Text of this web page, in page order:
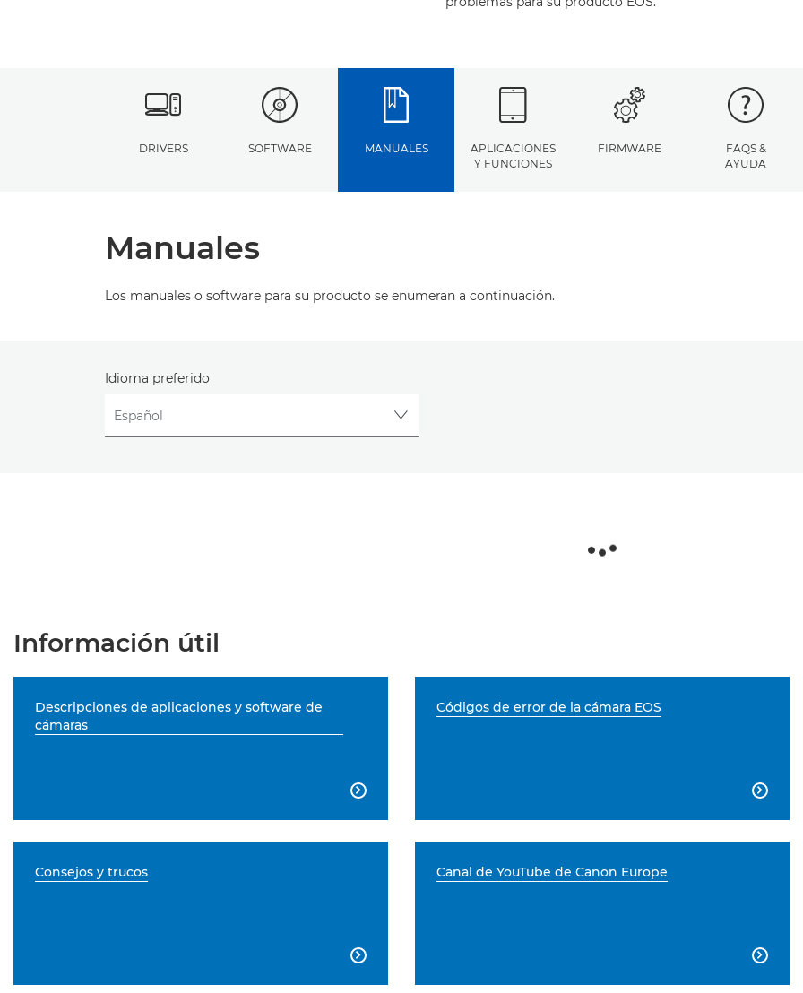
DRIVERS SOFTWARE MANUALES
APLICACIONES
Y FUNCIONES
FIRMWARE
FAQS &
AYUDA
Manuales
Los manuales o software para su producto se enumeran a continuación.
Idioma preferido
Información útil
Descripciones de aplicaciones y software de
cámaras

Códigos de error de la cámara EOS

Consejos y trucos

Canal de YouTube de Canon Europe
